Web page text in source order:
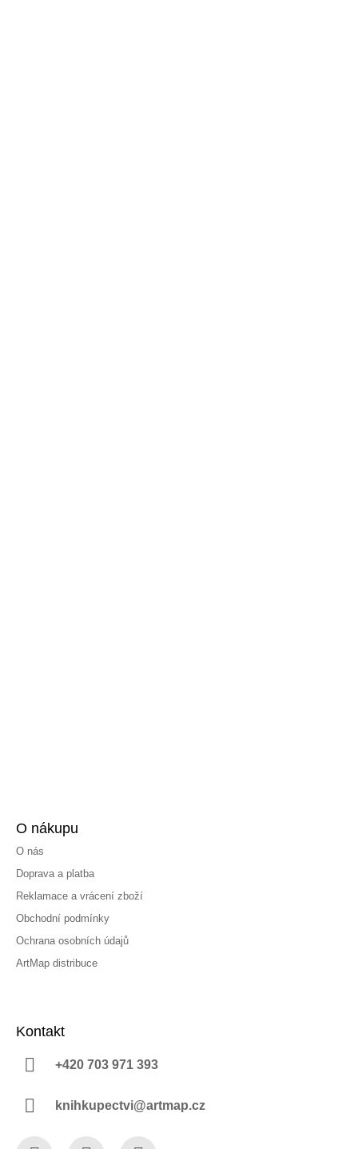
O nákupu
O nás
Doprava a platba
Reklamace a vrácení zboží
Obchodní podmínky
Ochrana osobních údajů
ArtMap distribuce
Kontakt
+420 703 971 393
knihkupectvi@artmap.cz